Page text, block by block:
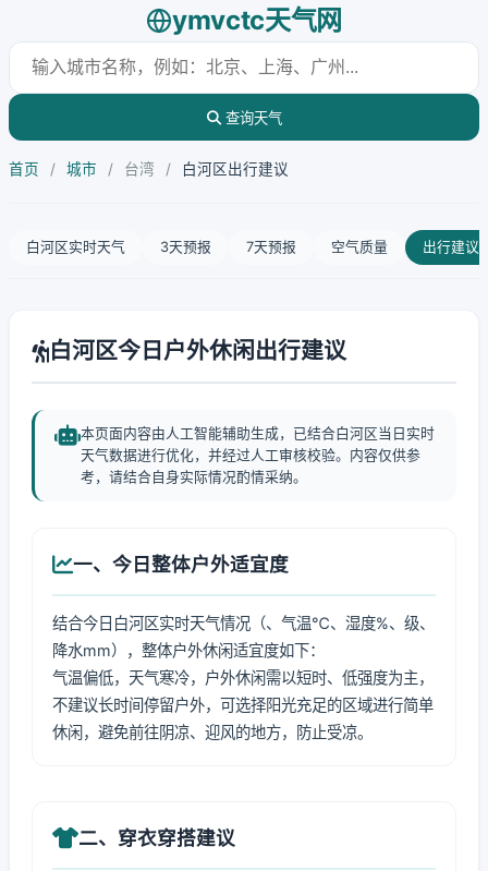
ymvctc天气网
查询天气
首页 / 城市 / 台湾 / 白河区出行建议
白河区实时天气 3天预报 7天预报 空气质量 出行建议
白河区今日户外休闲出行建议
本页面内容由人工智能辅助生成，已结合白河区当日实时
天气数据进行优化，并经过人工审核校验。内容仅供参
考，请结合自身实际情况酌情采纳。
一、今日整体户外适宜度
结合今日白河区实时天气情况（、气温℃、湿度%、级、
降水mm），整体户外休闲适宜度如下：
气温偏低，天气寒冷，户外休闲需以短时、低强度为主，
不建议长时间停留户外，可选择阳光充足的区域进行简单
休闲，避免前往阴凉、迎风的地方，防止受凉。
二、穿衣穿搭建议